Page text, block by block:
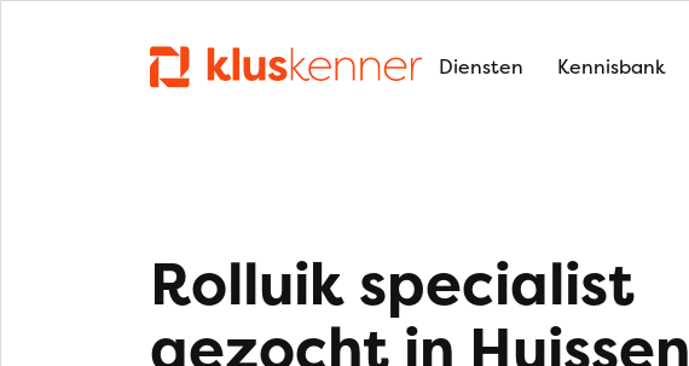
Diensten Kennisbank
Rolluik specialist
gezocht in Huissen